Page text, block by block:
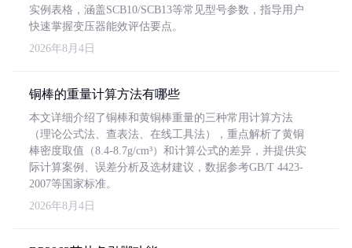
实例表格，涵盖SCB10/SCB13等常见型号参数，指导用户
快速掌握变压器能效评估要点。
2026年8月4日
铜棒的重量计算方法有哪些
本文详细介绍了铜棒和黄铜棒重量的三种常用计算方法
（理论公式法、查表法、在线工具法），重点解析了黄铜
棒密度取值（8.4-8.7g/cm³）和计算公式的差异，并提供实
际计算案例、误差分析及选材建议，数据参考GB/T 4423-
2007等国家标准。
2026年8月4日